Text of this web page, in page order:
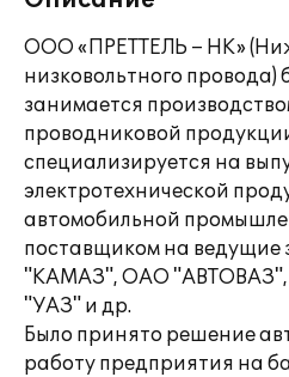
ООО «ПРЕТТЕЛЬ – НК»
низковольтного провода)
занимается
проводниковой
специализируется на
электротехнической
автомобильной
поставщиком на
"КАМАЗ", ОАО
"УАЗ" и др.
Было принято решение
работу предприятия на